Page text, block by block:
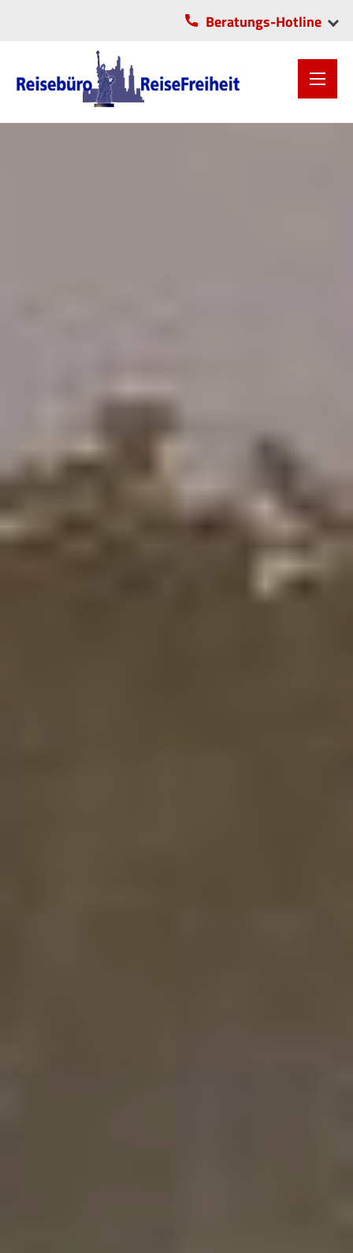
Beratungs-Hotline
VITA-Center Chemnitz
0371/2806055
OLI-Park Lichtenau
037208/5706